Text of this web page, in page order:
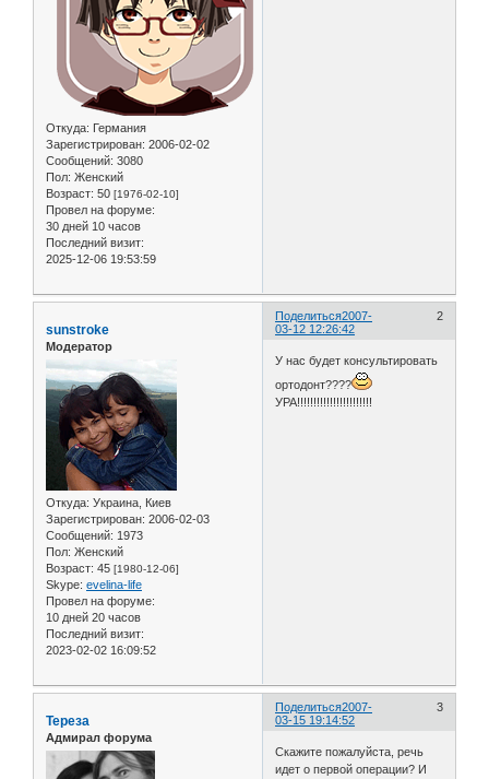
Откуда: Германия
Зарегистрирован: 2006-02-02
Сообщений: 3080
Пол: Женский
Возраст: 50 [1976-02-10]
Провел на форуме:
30 дней 10 часов
Последний визит:
2025-12-06 19:53:59
Поделиться 2
2007-
03-12 12:26:42
sunstroke
Модератор
Откуда: Украина, Киев
Зарегистрирован: 2006-02-03
Сообщений: 1973
Пол: Женский
Возраст: 45 [1980-12-06]
Skype: evelina-life
Провел на форуме:
10 дней 20 часов
Последний визит:
2023-02-02 16:09:52
У нас будет консультировать
ортодонт????
УРА!!!!!!!!!!!!!!!!!!!!!!!
Поделиться 3
2007-
03-15 19:14:52
Тереза
Адмирал форума
Скажите пожалуйста, речь
идет о первой операции? И